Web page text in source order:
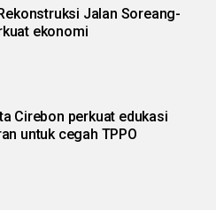
ekonomi
Cirebon perkuat edukasi
untuk cegah TPPO